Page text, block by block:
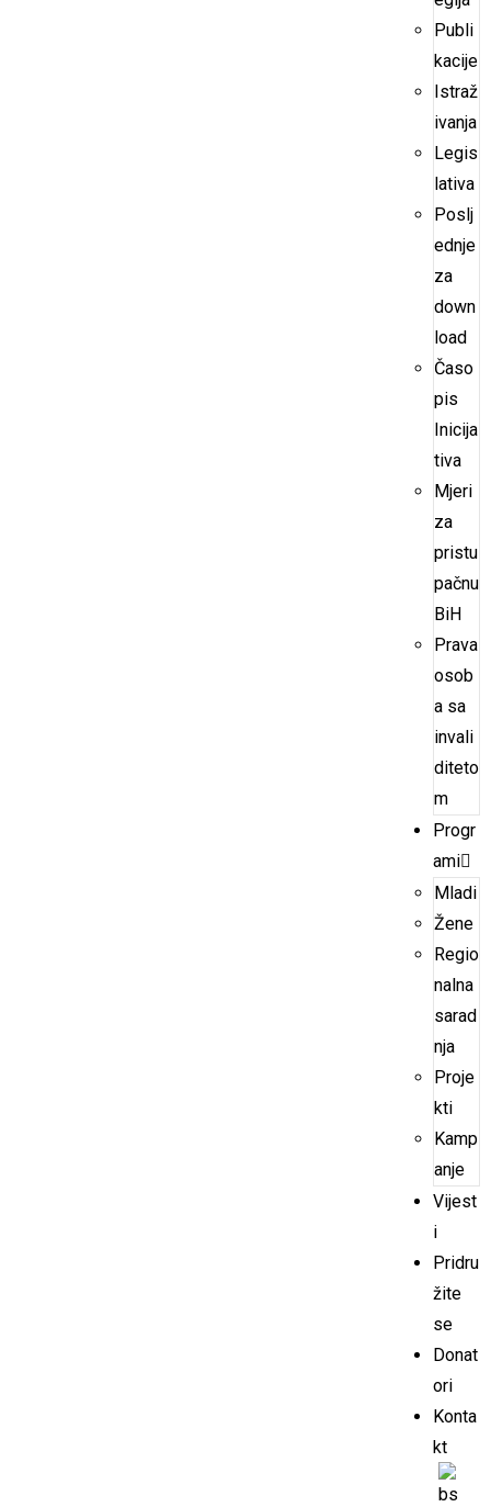
Publi
kacije
Istraž
ivanja
Legis
lativa
Poslj
ednje
za
down
load
Časo
pis
Inicija
tiva
Mjeri
za
pristu
pačnu
BiH
Prava
osob
a sa
invali
diteto
m
Progr
ami
Mladi
Žene
Regio
nalna
sarad
nja
Proje
kti
Kamp
anje
Vijest
i
Pridru
žite
se
Donat
ori
Konta
kt